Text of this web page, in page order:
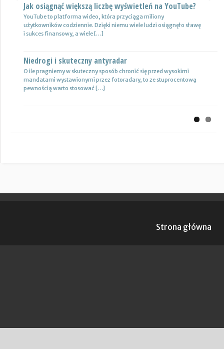
Jak osiągnąć większą liczbę wyświetleń na YouTube?
YouTube to platforma wideo, która przyciąga miliony
użytkowników codziennie. Dzięki niemu wiele ludzi osiągnęło sławę
i sukces finansowy, a wiele […]
Niedrogi i skuteczny antyradar
O ile pragniemy w skuteczny sposób chronić się przed wysokimi
mandatami wystawionymi przez fotoradary, to ze stuprocentową
pewnością warto stosować […]
Certyfikat uprawnień w branży budowlanej
Uprawnienia w biznesie budowlanej dotyczą różnych specjalności.
Jest to specjalność architektoniczna, niemniej jednak również
konstrukcyjno-budowlana, inżynieryjna oraz instalacyjna. Warto
Drewutnia z palet na działkę
Wiele osób zastanawia się, jaki rodzaj drewutni ogrodowej sprawdzi
się najlepiej w sytuacji bezpiecznego przechowywania na przykład
Previous
Strona główna